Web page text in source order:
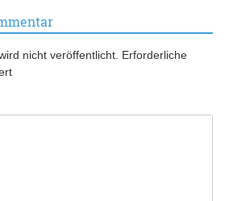
nicht veröffentlicht. Erforderliche